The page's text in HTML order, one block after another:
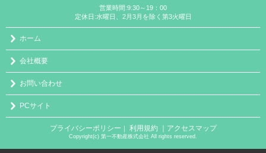
営業時間:9:30～19：00
定休日:水曜日、2月3月を除く第3火曜日
ホーム
会社概要
お問い合わせ
PCサイト
プライバシーポリシー ｜ 利用規約 ｜アクセスマップ
Copyright(c) 第一不動産株式会社 All rights reserved.